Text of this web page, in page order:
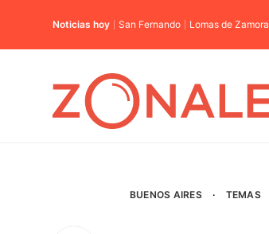
Noticias hoy San Fernando Lomas de Zamora
BUENOS AIRES · TEMAS